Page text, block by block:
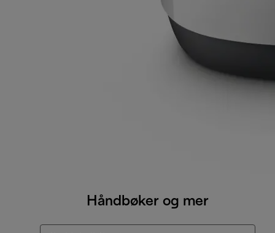
Håndbøker og mer